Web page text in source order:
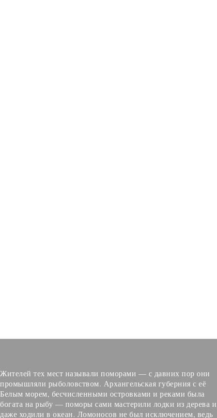
Жителей тех мест называли поморами — с давних пор они
промышляли рыболовством. Архангельская губерния с её
Белым морем, бесчисленными островками и реками была
богата на рыбу — поморы сами мастерили лодки из дерева и
даже ходили в океан. Ломоносов не был исключением, ведь